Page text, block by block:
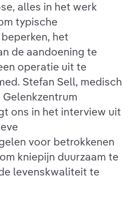
alles in het werk
typische
het
de aandoening te
operatie uit te
Stefan Sell, medisch
ons in het interview uit
voor betrokkenen
kniepijn duurzaam te
levenskwaliteit te